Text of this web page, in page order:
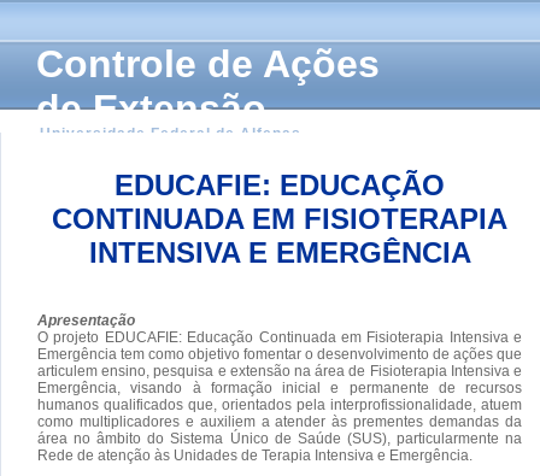
Controle de Ações
de Extensão
Universidade Federal de Alfenas
EDUCAFIE: EDUCAÇÃO
CONTINUADA EM FISIOTERAPIA
INTENSIVA E EMERGÊNCIA
Apresentação
O projeto EDUCAFIE: Educação Continuada em Fisioterapia Intensiva e
Emergência tem como objetivo fomentar o desenvolvimento de ações que
articulem ensino, pesquisa e extensão na área de Fisioterapia Intensiva e
Emergência, visando à formação inicial e permanente de recursos
humanos qualificados que, orientados pela interprofissionalidade, atuem
como multiplicadores e auxiliem a atender às prementes demandas da
área no âmbito do Sistema Único de Saúde (SUS), particularmente na
Rede de atenção às Unidades de Terapia Intensiva e Emergência.